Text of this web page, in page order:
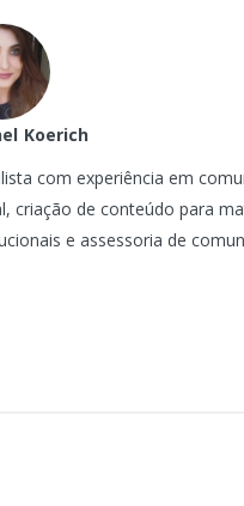
Koerich
com experiência em
criação de conteúdo para
e assessoria de